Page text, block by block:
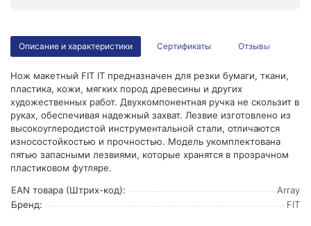
Описание и характеристики Сертификаты Отзывы
Нож макетный FIT IT предназначен для резки бумаги, ткани,
пластика, кожи, мягких пород древесины и других
художественных работ. Двухкомпонентная ручка не скользит в
руках, обеспечивая надежный захват. Лезвие изготовлено из
высокоуглеродистой инструментальной стали, отличаются
износостойкостью и прочностью. Модель укомплектована
пятью запасными лезвиями, которые хранятся в прозрачном
пластиковом футляре.
EAN товара (Штрих-код):
Array
Бренд:
FIT